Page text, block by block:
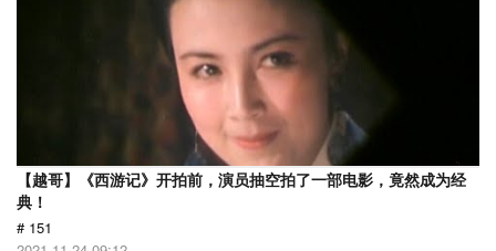
【越哥】《西游记》开拍前，演员抽空拍了一部电影，竟然成为经
典！
# 151